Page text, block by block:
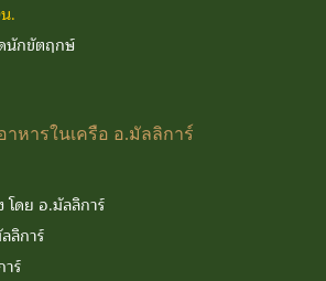
.
นักขัตฤกษ์
าหารในเครือ อ.มัลลิการ์
โดย อ.มัลลิการ์
ลิการ์
ร์